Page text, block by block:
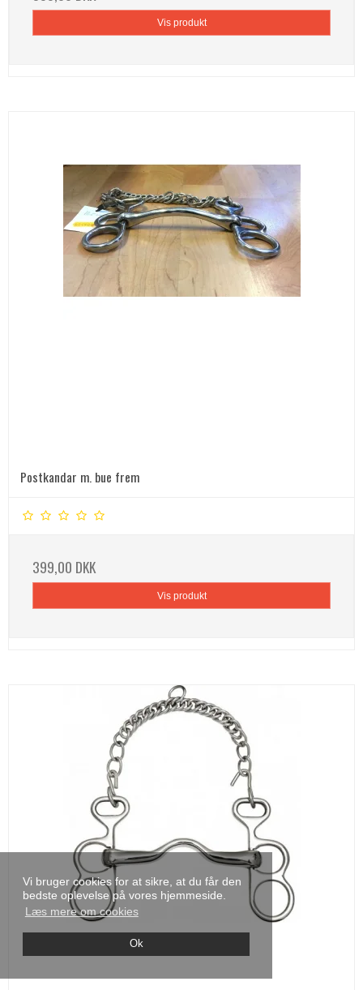
Vi bruger cookies for at sikre, at du får den
bedste oplevelse på vores hjemmeside.
Læs mere om cookies
Ok
Vis produkt
Postkandar m. bue frem
399,00 DKK
Vis produkt